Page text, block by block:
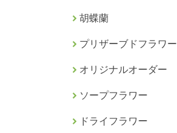
胡蝶蘭
プリザーブドフラワー
オリジナルオーダー
ソープフラワー
ドライフラワー